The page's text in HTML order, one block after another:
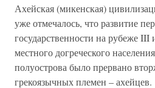
Ахейская (микенская)
уже отмечалось, что развитие
государственности на рубеже
местного догреческого
полуострова было прервано
грекоязычных племен – ахейцев.